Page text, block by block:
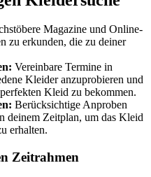
Magazine und Online-
zu erkunden, die zu deiner
Vereinbare Termine in
Kleider anzuprobieren und
Kleid zu bekommen.
Berücksichtige Anproben
deinem Zeitplan, um das Kleid
erhalten.
Zeitrahmen